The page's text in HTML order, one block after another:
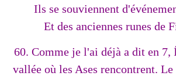
Ils se souviennent
Et des anciennes runes de
60. Comme je l'ai déjà a dit en 7,
vallée où les Ases rencontrent.